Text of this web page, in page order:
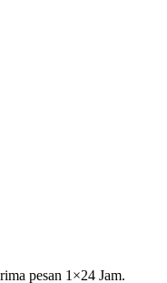
pesan 1×24 Jam.